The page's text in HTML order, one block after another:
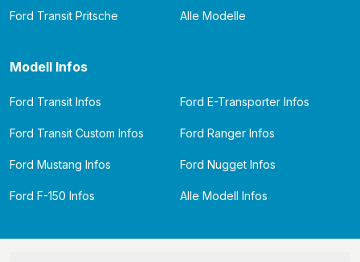
Ford Transit Pritsche Alle Modelle
Modell Infos
Ford Transit Infos Ford E-Transporter Infos
Ford Transit Custom Infos Ford Ranger Infos
Ford Mustang Infos Ford Nugget Infos
Ford F-150 Infos Alle Modell Infos